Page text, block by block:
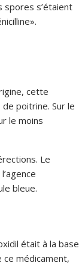
spores s’étaient
cette
poitrine. Sur le
le moins
Le
bleue.
était à la base
médicament,